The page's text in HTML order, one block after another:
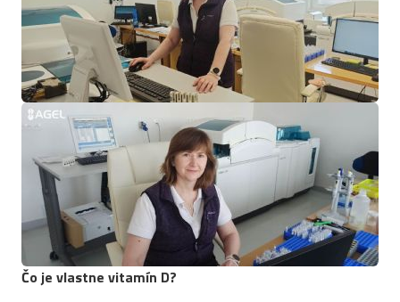
Čo je vlastne vitamín D?